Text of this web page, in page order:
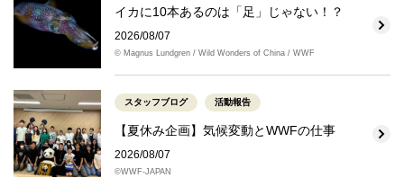
イカに10本あるのは「足」じゃない！？
2026/08/07
© Magnus Lundgren / Wild Wonders of China / WWF
スタッフブログ 活動報告
【夏休み企画】気候変動とWWFの仕事
2026/08/07
©WWF-JAPAN